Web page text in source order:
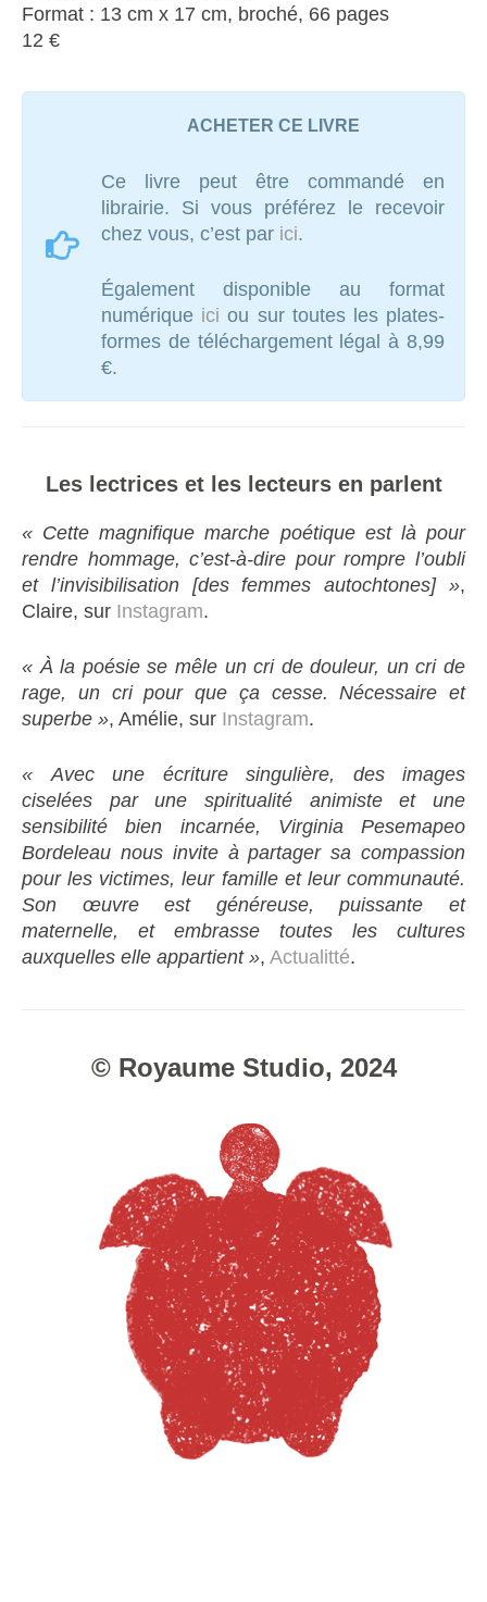
Format : 13 cm x 17 cm, broché, 66 pages
12 €
ACHETER CE LIVRE
Ce livre peut être commandé en
librairie. Si vous préférez le recevoir
chez vous, c’est par ici.
Également disponible au format
numérique ici ou sur toutes les plates-
formes de téléchargement légal à 8,99
€.
Les lectrices et les lecteurs en parlent
« Cette magnifique marche poétique est là pour
rendre hommage, c’est-à-dire pour rompre l’oubli
et l’invisibilisation [des femmes autochtones] »,
Claire, sur Instagram.
« À la poésie se mêle un cri de douleur, un cri de
rage, un cri pour que ça cesse. Nécessaire et
superbe », Amélie, sur Instagram.
« Avec une écriture singulière, des images
ciselées par une spiritualité animiste et une
sensibilité bien incarnée, Virginia Pesemapeo
Bordeleau nous invite à partager sa compassion
pour les victimes, leur famille et leur communauté.
Son œuvre est généreuse, puissante et
maternelle, et embrasse toutes les cultures
auxquelles elle appartient », Actualitté.
© Royaume Studio, 2024